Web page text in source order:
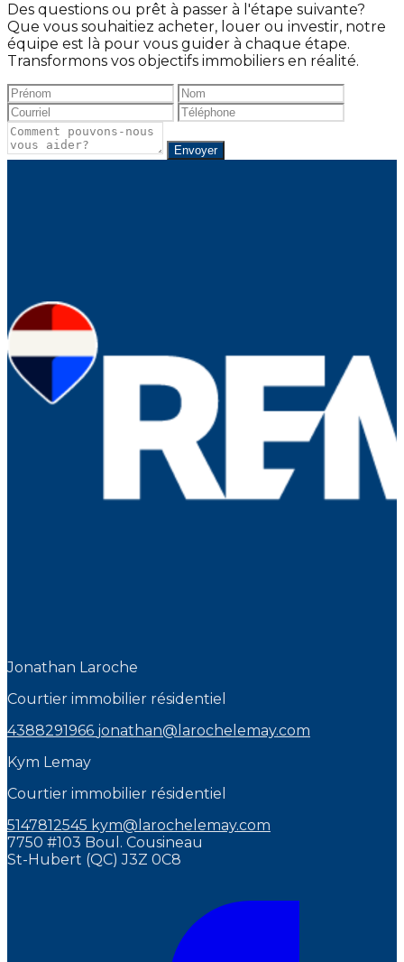
Des questions ou prêt à passer à l'étape suivante?
Que vous souhaitiez acheter, louer ou investir, notre
équipe est là pour vous guider à chaque étape.
Transformons vos objectifs immobiliers en réalité.
Envoyer
Jonathan Laroche
Courtier immobilier résidentiel
4388291966 jonathan@larochelemay.com
Kym Lemay
Courtier immobilier résidentiel
5147812545 kym@larochelemay.com
7750 #103 Boul. Cousineau
St-Hubert (QC) J3Z 0C8